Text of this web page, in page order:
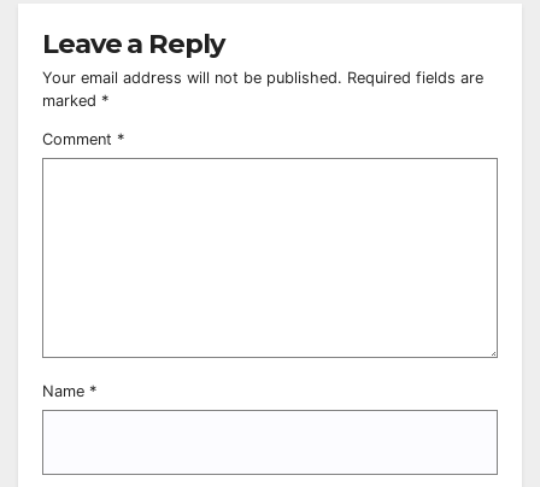
Leave a Reply
Your email address will not be published. Required fields are
marked *
Comment *
Name *